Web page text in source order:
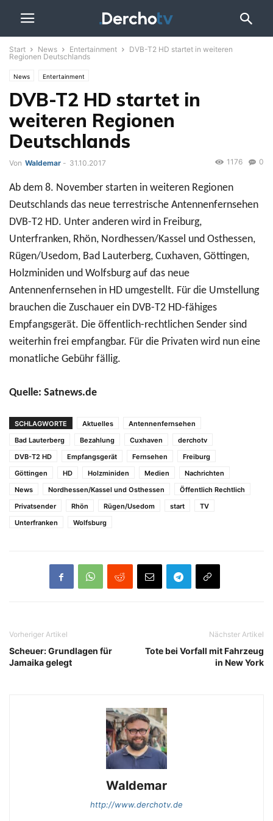
Start News Entertainment
DVB-T2 HD startet in weiteren
Regionen Deutschlands
News Entertainment
DVB-T2 HD startet in
weiteren Regionen
Deutschlands
Von Waldemar - 31.10.2017 0
1176
Ab dem 8. November starten in weiteren Regionen
Deutschlands das neue terrestrische Antennenfernsehen
DVB-T2 HD. Unter anderen wird in Freiburg,
Unterfranken, Rhön, Nordhessen/Kassel und Osthessen,
Rügen/Usedom, Bad Lauterberg, Cuxhaven, Göttingen,
Holzminiden und Wolfsburg auf das neue
Antennenfernsehen in HD umgestellt. Für die Umstellung
brauchen die Zuschauer ein DVB-T2 HD-fähiges
Empfangsgerät. Die öffentlich-rechtlichen Sender sind
weiterhin frei empfangbar. Für die Privaten wird nun eine
monatliche Gebühr fällig.
Quelle: Satnews.de
SCHLAGWORTE Aktuelles
Antennenfernsehen
Bad Lauterberg
Bezahlung Cuxhaven
derchotv
DVB-T2 HD
Empfangsgerät Fernsehen
Freiburg
Göttingen
HD Holzminiden Medien
Nachrichten
News
Nordhessen/Kassel und Osthessen
Öffentlich Rechtlich
Privatsender
Rhön Rügen/Usedom start
TV
Unterfranken
Wolfsburg
Vorheriger Artikel
Scheuer: Grundlagen für
Jamaika gelegt
Nächster Artikel
Tote bei Vorfall mit Fahrzeug
in New York
Waldemar
http://www.derchotv.de